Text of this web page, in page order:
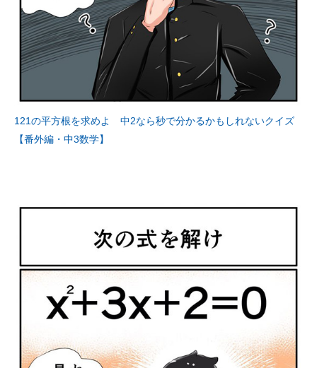
121の平方根を求めよ 中2なら秒で分かるかもしれないクイズ
【番外編・中3数学】